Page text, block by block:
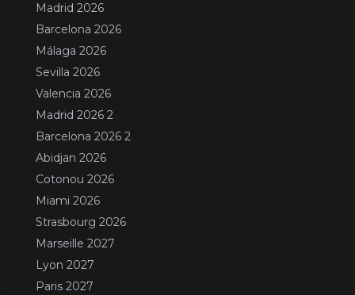
Madrid 2026
Barcelona 2026
Málaga 2026
Sevilla 2026
Valencia 2026
Madrid 2026 2
Barcelona 2026 2
Abidjan 2026
Cotonou 2026
Miami 2026
Strasbourg 2026
Marseille 2027
Lyon 2027
Paris 2027